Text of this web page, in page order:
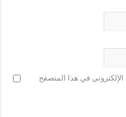
في هذا المتصفح